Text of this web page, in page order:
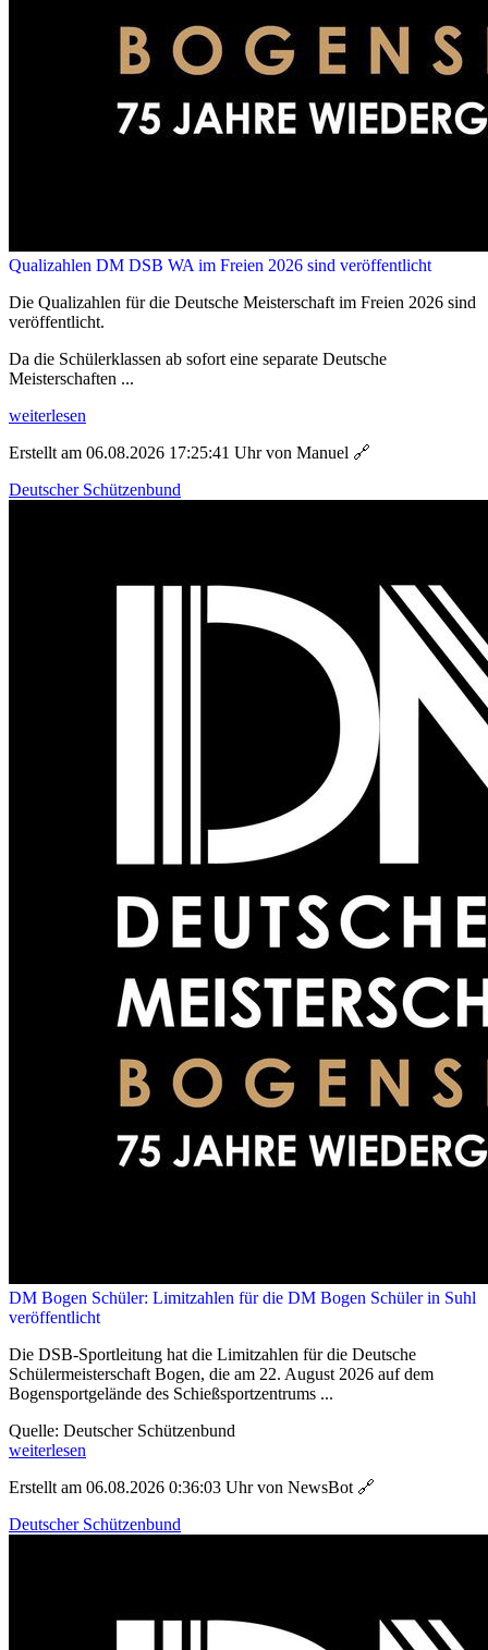
Qualizahlen DM DSB WA im Freien 2026 sind veröffentlicht
Die Qualizahlen für die Deutsche Meisterschaft im Freien 2026 sind
veröffentlicht.
Da die Schülerklassen ab sofort eine separate Deutsche
Meisterschaften ...
weiterlesen
Erstellt am 06.08.2026 17:25:41 Uhr von Manuel 🔗
Deutscher Schützenbund
DM Bogen Schüler: Limitzahlen für die DM Bogen Schüler in Suhl
veröffentlicht
Die DSB-Sportleitung hat die Limitzahlen für die Deutsche
Schülermeisterschaft Bogen, die am 22. August 2026 auf dem
Bogensportgelände des Schießsportzentrums ...
Quelle: Deutscher Schützenbund
weiterlesen
Erstellt am 06.08.2026 0:36:03 Uhr von NewsBot 🔗
Deutscher Schützenbund